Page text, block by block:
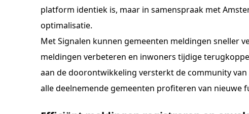
platform identiek is, maar in samenspraak met
optimalisatie.
Met Signalen kunnen gemeenten meldingen sneller
meldingen verbeteren en inwoners tijdige
aan de doorontwikkeling versterkt de community
alle deelnemende gemeenten profiteren van nieuwe